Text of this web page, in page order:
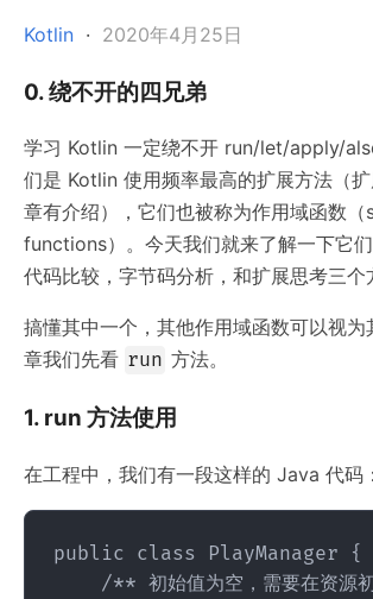
Kotlin · 2020年4月25日
0. 绕不开的四兄弟
学习 Kotlin 一定绕不开 run/let/apply/
们是 Kotlin 使用频率最高的扩展方法（
章有介绍），它们也被称为作用域函数
functions）。今天我们就来了解一下它
代码比较，字节码分析，和扩展思考三个
搞懂其中一个，其他作用域函数可以视为
章我们先看 run 方法。
1. run 方法使用
在工程中，我们有一段这样的 Java 代码：
public class PlayManager {
/** 初始值为空，需要在资源